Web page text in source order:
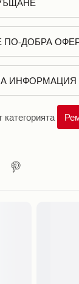
ДОБРА
ИНФОРМАЦИЯ